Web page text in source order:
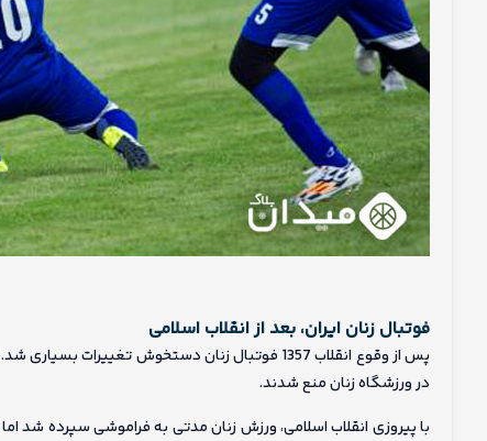
فوتبال زنان ایران، بعد از انقلاب اسلامی
پس از وقوع انقلاب 1357 فوتبال زنان دستخوش
در ورزشگاه زنان منع شدند.